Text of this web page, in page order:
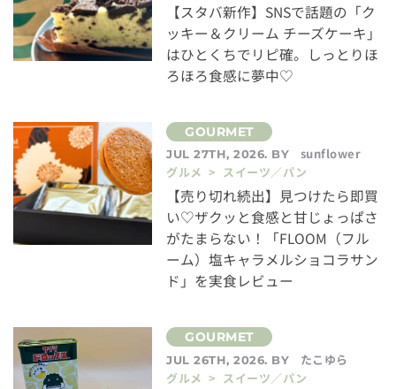
【スタバ新作】SNSで話題の「ク
ッキー＆クリーム チーズケーキ」
はひとくちでリピ確。しっとりほ
ろほろ食感に夢中♡
JUL 27TH, 2026. BY
sunflower
グルメ > スイーツ／パン
【売り切れ続出】見つけたら即買
い♡ザクッと食感と甘じょっぱさ
がたまらない！「FLOOM（フル
ーム）塩キャラメルショコラサン
ド」を実食レビュー
JUL 26TH, 2026. BY
たこゆら
グルメ > スイーツ／パン